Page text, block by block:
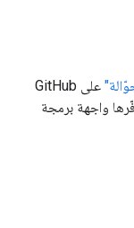
على GitHub
واجهة برمجة